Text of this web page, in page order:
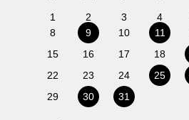
1 2 3 4
8
9 10 11
15
16 17 18
22
23 24 25
29
30 31